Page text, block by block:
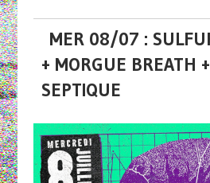
MER 08/07 :
+ MORGUE BREATH
SEPTIQUE